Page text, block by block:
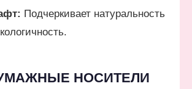
Подчеркивает натуральность
НОСИТЕЛИ